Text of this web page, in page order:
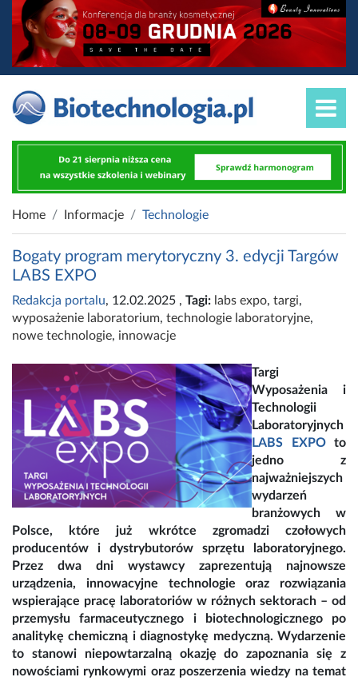
Home Informacje Technologie
Bogaty program merytoryczny 3. edycji Targów
LABS EXPO
Redakcja portalu, 12.02.2025 , Tagi: labs expo, targi,
wyposażenie laboratorium, technologie laboratoryjne,
nowe technologie, innowacje
Targi
Wyposażenia i
Technologii
Laboratoryjnych
LABS EXPOto
jedno z
najważniejszych
wydarzeń
branżowych w
Polsce, które już wkrótce zgromadzi czołowych
producentów i dystrybutorów sprzętu laboratoryjnego.
Przez dwa dni wystawcy zaprezentują najnowsze
urządzenia, innowacyjne technologie oraz rozwiązania
wspierające pracę laboratoriów w różnych sektorach – od
przemysłu farmaceutycznego i biotechnologicznego po
analitykę chemiczną i diagnostykę medyczną. Wydarzenie
to stanowi niepowtarzalną okazję do zapoznania się z
nowościami rynkowymi oraz poszerzenia wiedzy na temat